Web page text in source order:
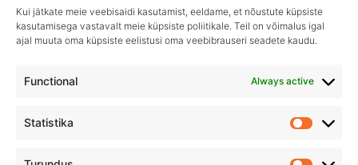
Kui jätkate meie veebisaidi kasutamist, eeldame, et nõustute küpsiste
kasutamisega vastavalt meie küpsiste poliitikale. Teil on võimalus igal
ajal muuta oma küpsiste eelistusi oma veebibrauseri seadete kaudu.
Functional Always active
Statistika
Igapäevane hooldus, ületamatu sära–